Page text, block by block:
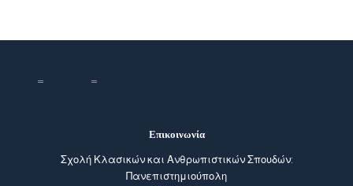
Επικοινωνία
Σχολή Κλασικών και Ανθρωπιστικών Σπουδών:
Πανεπιστημιούπολη